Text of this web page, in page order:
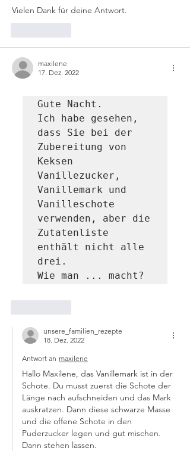
Vielen Dank für deine Antwort.
maxilene
17. Dez. 2022
Gute Nacht.
Ich habe gesehen,
dass Sie bei der
Zubereitung von
Keksen
Vanillezucker,
Vanillemark und
Vanilleschote
verwenden, aber die
Zutatenliste
enthält nicht alle
drei.
Wie man ... macht?
unsere_familien_rezepte
18. Dez. 2022
Antwort an maxilene
Hallo Maxilene, das Vanillemark ist in der
Schote. Du musst zuerst die Schote der
Länge nach aufschneiden und das Mark
auskratzen. Dann diese schwarze Masse
und die offene Schote in den
Puderzucker legen und gut mischen.
Dann stehen lassen.